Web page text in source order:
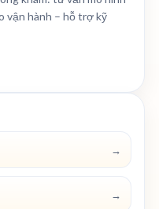
vận hành – hỗ trợ kỹ
→
→